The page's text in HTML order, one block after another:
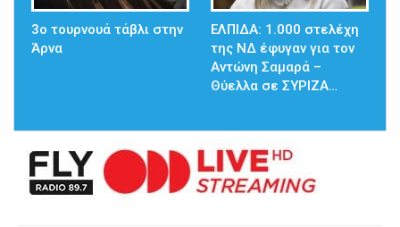
3ο τουρνουά τάβλι στην
Άρνα
ΕΛΠΙΔΑ: 1.000 στελέχη
της ΝΔ έφυγαν για τον
Αντώνη Σαμαρά –
Θύελλα σε ΣΥΡΙΖΑ…